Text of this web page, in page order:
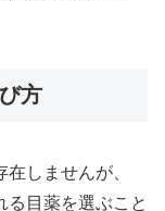
方
しませんが、
る目薬を選ぶこと